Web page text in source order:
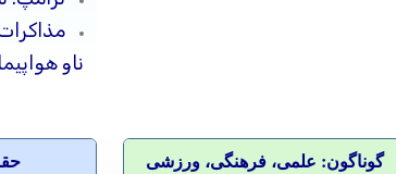
ناو
گوناگون: علمی، فرهنگی، ورزشی